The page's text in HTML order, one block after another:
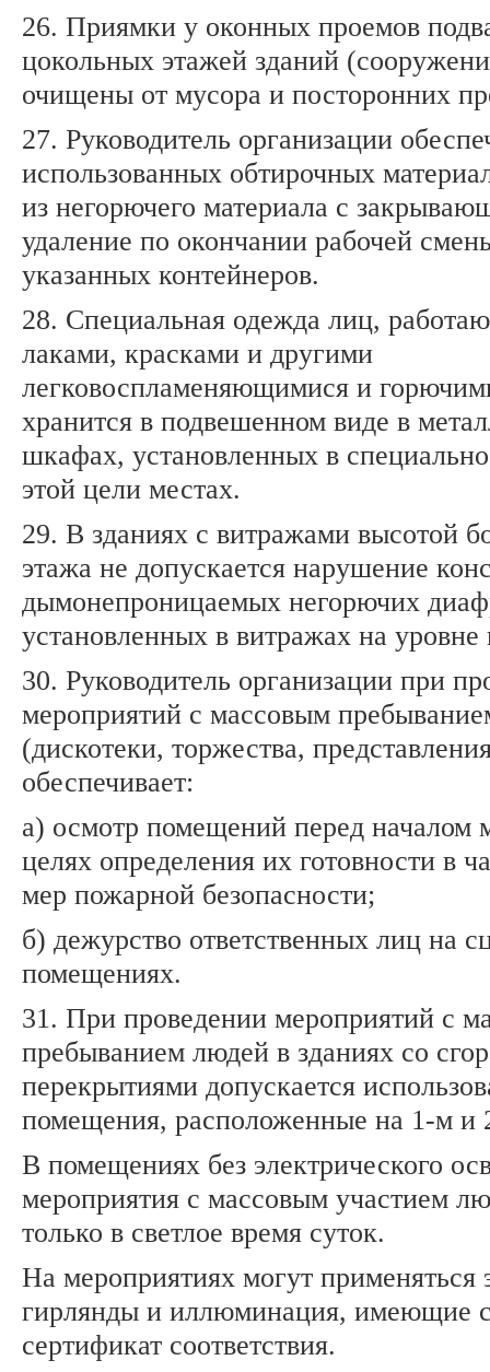
26. Приямки у оконных проемов
цокольных этажей зданий
очищены от мусора и посторонних
27. Руководитель организации
использованных обтирочных
из негорючего материала с
удаление по окончании рабочей
указанных контейнеров.
28. Специальная одежда лиц,
лаками, красками и другими
легковоспламеняющимися и
хранится в подвешенном виде в
шкафах, установленных в
этой цели местах.
29. В зданиях с витражами высотой
этажа не допускается нарушение
дымонепроницаемых негорючих
установленных в витражах на уровне
30. Руководитель организации при
мероприятий с массовым
(дискотеки, торжества,
обеспечивает:
а) осмотр помещений перед началом
целях определения их готовности в
мер пожарной безопасности;
б) дежурство ответственных лиц на
помещениях.
31. При проведении мероприятий с
пребыванием людей в зданиях со
перекрытиями допускается
помещения, расположенные на 1-м и
В помещениях без электрического
мероприятия с массовым участием
только в светлое время суток.
На мероприятиях могут применяться
гирлянды и иллюминация, имеющие
сертификат соответствия.